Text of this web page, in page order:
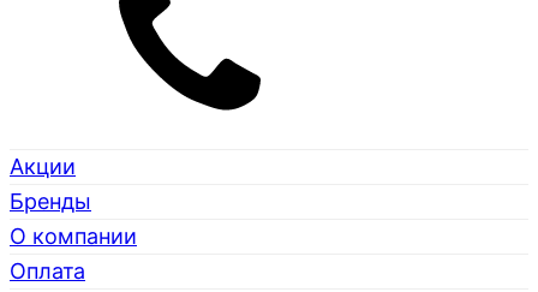
Акции
Бренды
О компании
Оплата